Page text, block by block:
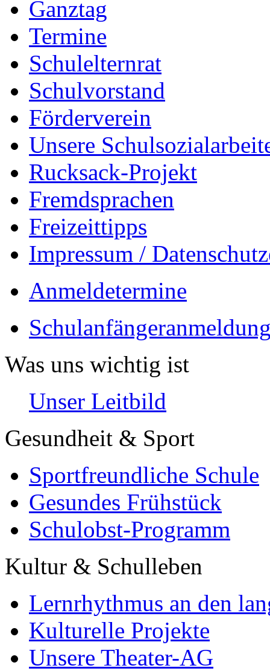
Ganztag
Termine
Schulelternrat
Schulvorstand
Förderverein
Unsere
Rucksack-Projekt
Fremdsprachen
Freizeittipps
Impressum /
Anmeldetermine
Was uns wichtig ist
Unser Leitbild
Gesundheit & Sport
Sportfreundliche Schule
Gesundes Frühstück
Schulobst-Programm
Kultur & Schulleben
Lernrhythmus an den
Kulturelle Projekte
Unsere Theater-AG